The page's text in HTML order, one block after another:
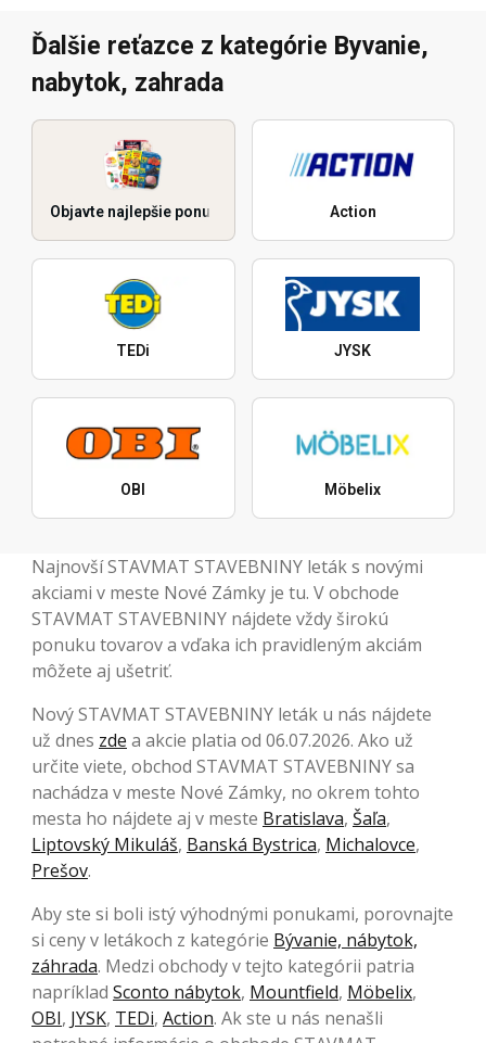
Ďalšie reťazce z kategórie Byvanie,
nabytok, zahrada
Objavte najlepšie ponuky Action
TEDi JYSK
OBI Möbelix
Najnovší STAVMAT STAVEBNINY leták s novými
akciami v meste Nové Zámky je tu. V obchode
STAVMAT STAVEBNINY nájdete vždy širokú
ponuku tovarov a vďaka ich pravidleným akciám
môžete aj ušetriť.
Nový STAVMAT STAVEBNINY leták u nás nájdete
už dnes zde a akcie platia od 06.07.2026. Ako už
určite viete, obchod STAVMAT STAVEBNINY sa
nachádza v meste Nové Zámky, no okrem tohto
mesta ho nájdete aj v meste Bratislava, Šaľa,
Liptovský Mikuláš, Banská Bystrica, Michalovce,
Prešov.
Aby ste si boli istý výhodnými ponukami, porovnajte
si ceny v letákoch z kategórie Bývanie, nábytok,
záhrada. Medzi obchody v tejto kategórii patria
napríklad Sconto nábytok, Mountfield, Möbelix,
OBI, JYSK, TEDi, Action. Ak ste u nás nenašli